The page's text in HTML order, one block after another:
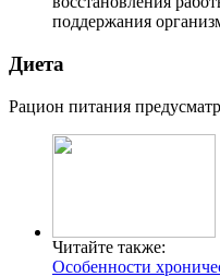
поддержания
Диета
Рацион питания
Читайте также:
Особенности